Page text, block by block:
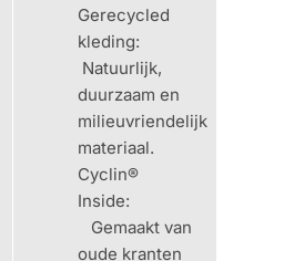
Gerecycled
kleding:
Natuurlijk,
duurzaam en
milieuvriendelijk
materiaal.
Cyclin®
Inside:
Gemaakt van
oude kranten